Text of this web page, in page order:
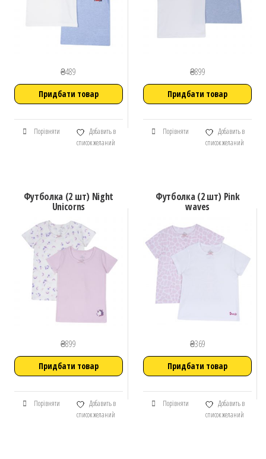
₴489
Придбати товар
Порівняти
Добавить в
список желаний
₴899
Придбати товар
Порівняти
Добавить в
список желаний
Футболка (2 шт) Night
Unicorns
₴899
Придбати товар
Порівняти
Добавить в
список желаний
Футболка (2 шт) Pink
waves
₴369
Придбати товар
Порівняти
Добавить в
список желаний